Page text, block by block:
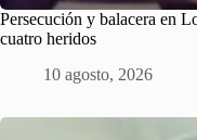
Persecución y balacera en
cuatro heridos
10 agosto, 2026